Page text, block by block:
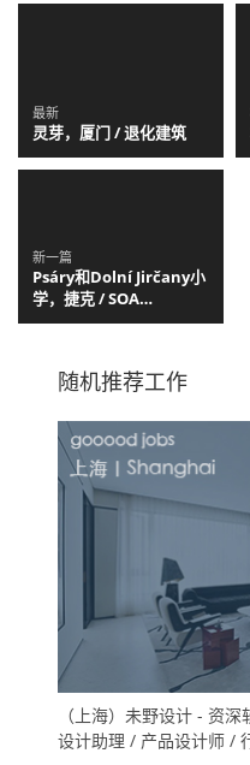
最新
灵芽，厦门 / 退化建筑
新一篇
Psáry和Dolní Jirčany小
学，捷克 / SOA
architekti
随机推荐工作
（上海）未野设计 - 资
设计助理 / 产品设计师 /